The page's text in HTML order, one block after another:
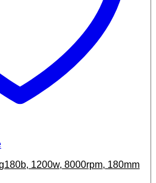
1200w, 8000rpm, 180mm